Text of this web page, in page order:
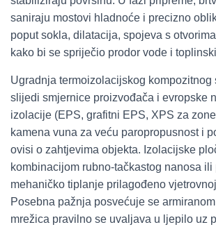
saniraju mostovi hladnoće i precizno
poput sokla, dilatacija, spojeva s
kako bi se spriječio prodor vode i
Ugradnja termoizolacijskog kompozitnog
slijedi smjernice proizvođača i evropske
izolacije (EPS, grafitni EPS, XPS za
kamena vuna za veću paropropusnost i
ovisi o zahtjevima objekta. Izolacijske
kombinacijom rubno-tačkastog nanosa ili
mehaničko tiplanje prilagođeno
Posebna pažnja posvećuje se
mrežica pravilno se uvaljava u ljepilo uz